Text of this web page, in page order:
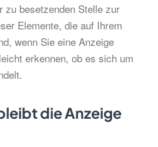
zu besetzenden Stelle zur
Elemente, die auf Ihrem
wenn Sie eine Anzeige
erkennen, ob es sich um
die Anzeige